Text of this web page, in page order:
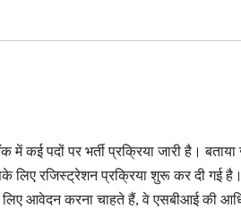
में कई पदों पर भर्ती प्रक्रिया जारी है।
लिए रजिस्ट्रेशन प्रक्रिया शुरू कर दी गई
आवेदन करना चाहते हैं, वे एसबीआई की